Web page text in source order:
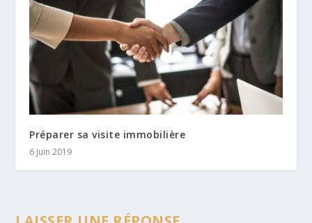
Préparer sa visite immobilière
6 juin 2019